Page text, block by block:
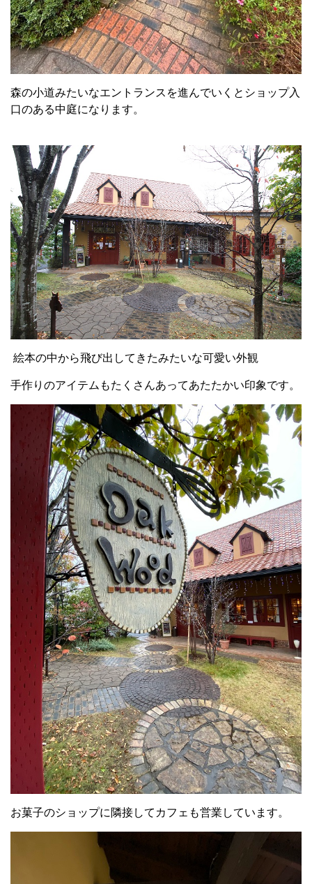
森の小道みたいなエントランスを進んでいくとショップ入
口のある中庭になります。
絵本の中から飛び出してきたみたいな可愛い外観
手作りのアイテムもたくさんあってあたたかい印象です。
お菓子のショップに隣接してカフェも営業しています。